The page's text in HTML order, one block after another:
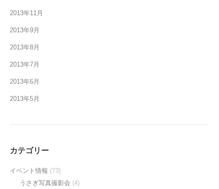
2013年11月
2013年9月
2013年8月
2013年7月
2013年6月
2013年5月
カテゴリー
イベント情報 (73)
うさぎ写真撮影会 (4)